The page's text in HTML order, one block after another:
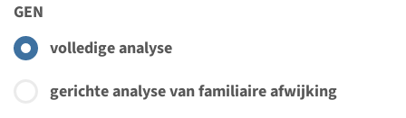
GEN
volledige analyse
gerichte analyse van familiaire afwijking